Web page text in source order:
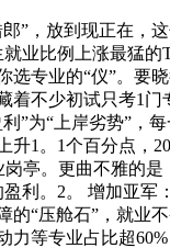
，放到现正在，这
业比例上涨最猛的
选专业的“仪”。要
着不少初试只考1
”为“上岸劣势”，
升1。1个百分点，
亭。更曲不雅的
利。2。 增加亚军
的“压舱石”，就业
力等专业占比超